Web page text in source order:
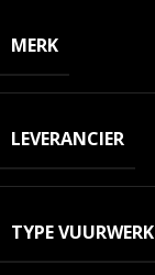
MERK
LEVERANCIER
TYPE VUURWERK